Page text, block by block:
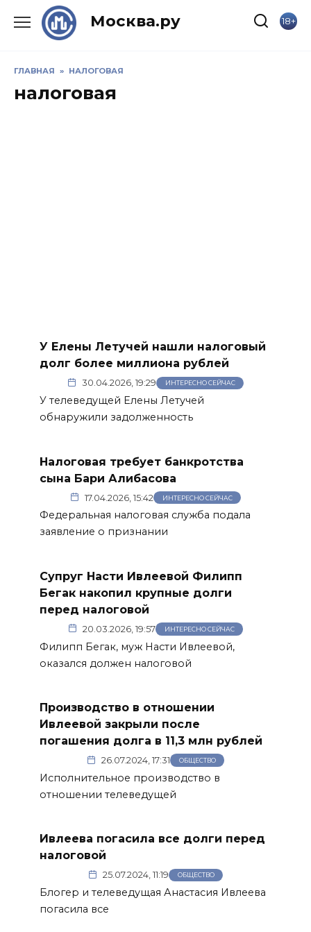
Москва.ру 18+
ГЛАВНАЯ » НАЛОГОВАЯ
налоговая
У Елены Летучей нашли налоговый
долг более миллиона рублей
30.04.2026, 19:29 ИНТЕРЕСНО СЕЙЧАС
У телеведущей Елены Летучей
обнаружили задолженность
Налоговая требует банкротства
сына Бари Алибасова
17.04.2026, 15:42 ИНТЕРЕСНО СЕЙЧАС
Федеральная налоговая служба подала
заявление о признании
Супруг Насти Ивлеевой Филипп
Бегак накопил крупные долги
перед налоговой
20.03.2026, 19:57 ИНТЕРЕСНО СЕЙЧАС
Филипп Бегак, муж Насти Ивлеевой,
оказался должен налоговой
Производство в отношении
Ивлеевой закрыли после
погашения долга в 11,3 млн рублей
26.07.2024, 17:31 ОБЩЕСТВО
Исполнительное производство в
отношении телеведущей
Ивлеева погасила все долги перед
налоговой
25.07.2024, 11:19 ОБЩЕСТВО
Блогер и телеведущая Анастасия Ивлеева
погасила все